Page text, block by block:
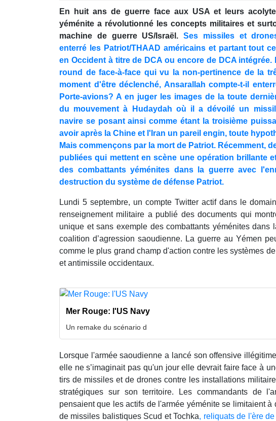
90%
En huit ans de guerre face aux USA et leurs
yéménite a révolutionné les concepts militaires et
machine de guerre US/Israël.Ses missiles et
enterré les Patriot/THAAD américains et partant tout
en Occident à titre de DCA ou encore de DCA intégrée.
round de face-à-face qui vu la non-pertinence de la
moment d'être déclenché, Ansarallah compte-t-il
Porte-avions? A en juger les images de la toute
du mouvement à Hudaydah où il a dévoilé un
navire se posant ainsi comme étant la troisième
avoir après la Chine et l'Iran un pareil engin, toute
Mais commençons par la mort de Patriot. Récemment,
publiées qui mettent en scène une opération brillante
des combattants yéménites dans la guerre avec
destruction du système de défense Patriot.
Lundi 5 septembre, un compte Twitter actif dans le
renseignement militaire a publié des documents qui
unique et sans exemple des combattants yéménites dans
coalition d’agression saoudienne. La guerre au Yémen
comme le plus grand champ d'action contre les systèmes
et antimissile occidentaux.
Mer Rouge: l'US Navy
Un remake du scénario d
Lorsque l'armée saoudienne a lancé son offensive
elle ne s’imaginait pas qu'un jour elle devrait faire face à
tirs de missiles et de drones contre les installations
stratégiques sur son territoire. Les commandants de
pensaient que les actifs de l'armée yéménite se limitaient à
de missiles balistiques Scud et Tochka, reliquats de l'ère